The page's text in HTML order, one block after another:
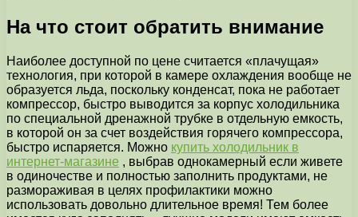
На что стоит обратить внимание
Наиболее доступной по цене считается «плачущая»
технология, при которой в камере охлаждения вообще не
образуется льда, поскольку конденсат, пока не работает
компрессор, быстро выводится за корпус холодильника
по специальной дренажной трубке в отдельную емкость,
в которой он за счет воздействия горячего компрессора,
быстро испаряется. Можно купить холодильник в
интернет-магазине , выбрав однокамерный если живете
в одиночестве и полностью заполнить продуктами, не
размораживая в целях профилактики можно
использовать довольно длительное время! Тем более